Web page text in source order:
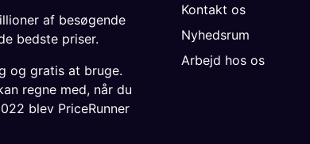
Kontakt os
Nyhedsrum
Arbejd hos os
af besøgende
bedste priser.
og gratis at bruge.
regne med, når du
blev PriceRunner